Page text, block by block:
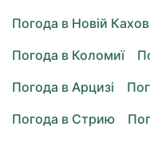
Погода в Новій
Погода в Коломиї
Погода в Арцизі
Погода в Стрию